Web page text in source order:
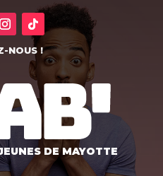
NOUS !
DE MAYOTTE